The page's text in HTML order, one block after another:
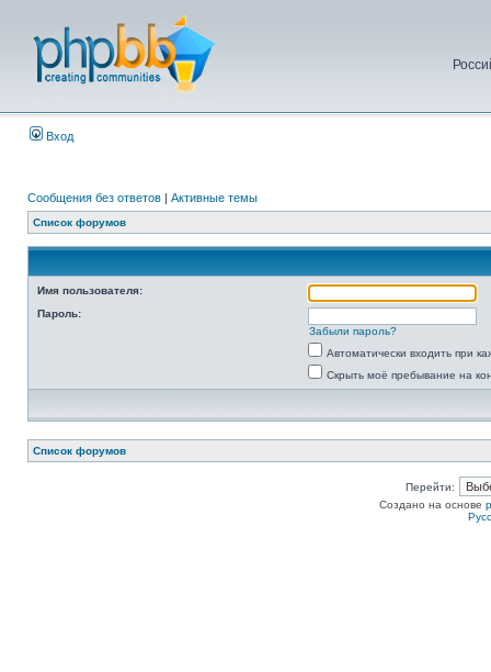
Вход
Сообщения без ответов | Активные темы
Список форумов
Имя пользователя:
Пароль:
Забыли пароль?
Автоматически входить при
Скрыть моё пребывание на
Список форумов
Перейти:
Создано на основе